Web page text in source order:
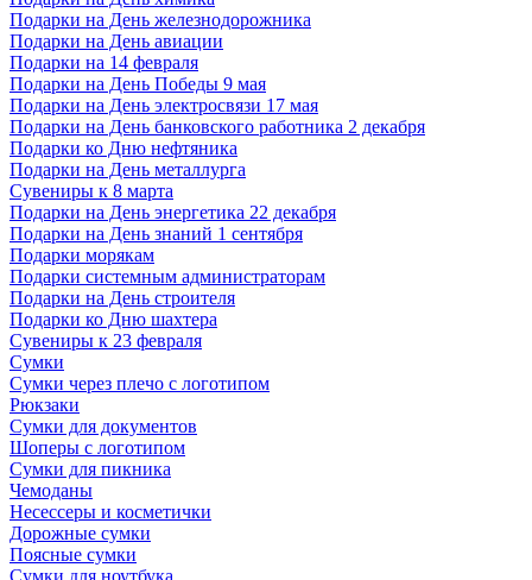
Подарки на День железнодорожника
Подарки на День авиации
Подарки на 14 февраля
Подарки на День Победы 9 мая
Подарки на День электросвязи 17 мая
Подарки на День банковского работника 2 декабря
Подарки ко Дню нефтяника
Подарки на День металлурга
Сувениры к 8 марта
Подарки на День энергетика 22 декабря
Подарки на День знаний 1 сентября
Подарки морякам
Подарки системным администраторам
Подарки на День строителя
Подарки ко Дню шахтера
Сувениры к 23 февраля
Сумки
Сумки через плечо с логотипом
Рюкзаки
Сумки для документов
Шоперы с логотипом
Сумки для пикника
Чемоданы
Несессеры и косметички
Дорожные сумки
Поясные сумки
Сумки для ноутбука